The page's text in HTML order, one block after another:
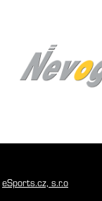
eSports.cz, s.r.o